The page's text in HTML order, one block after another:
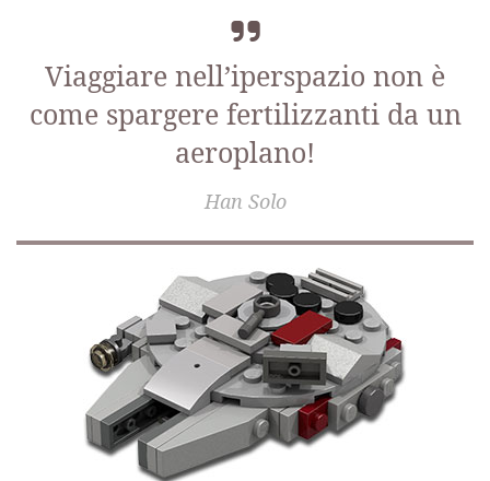
Viaggiare nell’iperspazio non è
come spargere fertilizzanti da un
aeroplano!
Han Solo